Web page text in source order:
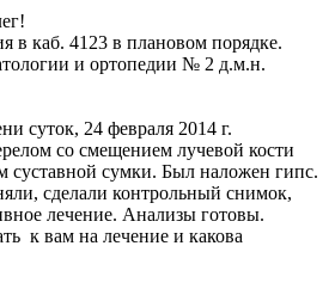
в каб. 4123 в плановом порядке.
и ортопедии № 2 д.м.н.
суток, 24 февраля 2014 г.
со смещением лучевой кости
суставной сумки. Был наложен гипс.
сделали контрольный снимок,
лечение. Анализы готовы.
к вам на лечение и какова